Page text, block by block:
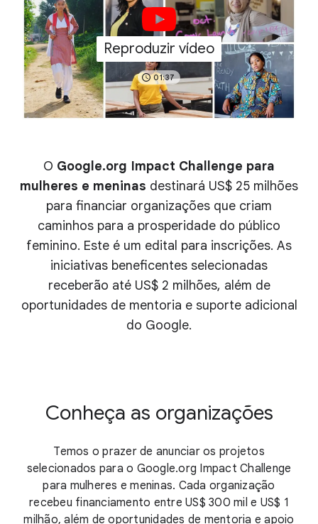
Reproduzir vídeo
01:37
O Google.org Impact Challenge para
mulheres e meninas destinará US$ 25 milhões
para financiar organizações que criam
caminhos para a prosperidade do público
feminino. Este é um edital para inscrições. As
iniciativas beneficentes selecionadas
receberão até US$ 2 milhões, além de
oportunidades de mentoria e suporte adicional
do Google.
Conheça as organizações
Temos o prazer de anunciar os projetos
selecionados para o Google.org Impact Challenge
para mulheres e meninas. Cada organização
recebeu financiamento entre US$ 300 mil e US$ 1
milhão, além de oportunidades de mentoria e apoio